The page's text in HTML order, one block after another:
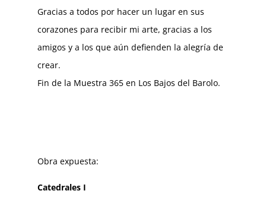
Gracias a todos por hacer un lugar en sus
corazones para recibir mi arte, gracias a los
amigos y a los que aún defienden la alegría de
crear.
Fin de la Muestra 365 en Los Bajos del Barolo.
Obra expuesta:
Catedrales I